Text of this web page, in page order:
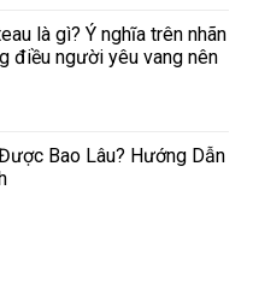
là gì? Ý nghĩa trên nhãn
điều người yêu vang nên
Bao Lâu? Hướng Dẫn